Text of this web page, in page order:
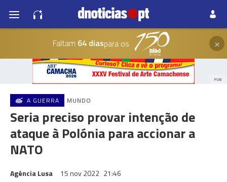
Faltam 64 diaspara os ×
PUB
A GUERRA MUNDO
Seria preciso provar intenção de
ataque à Polónia para accionar a
NATO
Agência Lusa 15 nov 2022 21:46